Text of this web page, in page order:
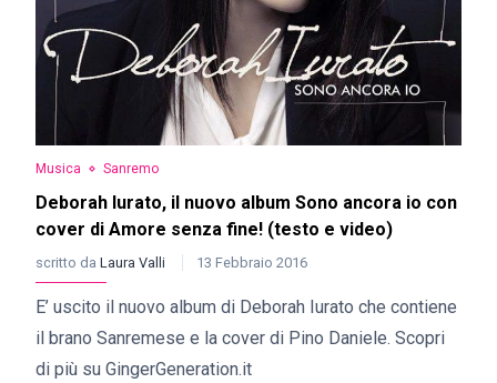
Musica Sanremo
Deborah Iurato, il nuovo album Sono ancora io con
cover di Amore senza fine! (testo e video)
scritto da Laura Valli 13 Febbraio 2016
E’ uscito il nuovo album di Deborah Iurato che contiene
il brano Sanremese e la cover di Pino Daniele. Scopri
di più su GingerGeneration.it